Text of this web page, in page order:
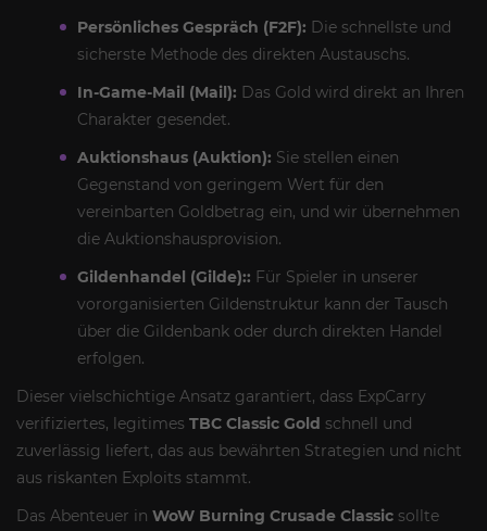
Persönliches Gespräch (F2F): Die schnellste und
sicherste Methode des direkten Austauschs.
In-Game-Mail (Mail): Das Gold wird direkt an Ihren
Charakter gesendet.
Auktionshaus (Auktion): Sie stellen einen
Gegenstand von geringem Wert für den
vereinbarten Goldbetrag ein, und wir übernehmen
die Auktionshausprovision.
Gildenhandel (Gilde):: Für Spieler in unserer
vororganisierten Gildenstruktur kann der Tausch
über die Gildenbank oder durch direkten Handel
erfolgen.
Dieser vielschichtige Ansatz garantiert, dass ExpCarry
verifiziertes, legitimes TBC Classic Gold schnell und
zuverlässig liefert, das aus bewährten Strategien und nicht
aus riskanten Exploits stammt.
Das Abenteuer in WoW Burning Crusade Classic sollte